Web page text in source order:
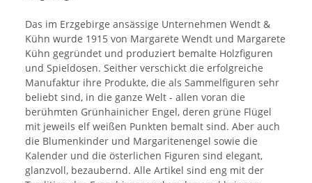
Das im Erzgebirge ansässige Unternehmen Wendt &
Kühn wurde 1915 von Margarete Wendt und Margarete
Kühn gegründet und produziert bemalte Holzfiguren
und Spieldosen. Seither verschickt die erfolgreiche
Manufaktur ihre Produkte, die als Sammelfiguren sehr
beliebt sind, in die ganze Welt - allen voran die
berühmten Grünhainicher Engel, deren grüne Flügel
mit jeweils elf weißen Punkten bemalt sind. Aber auch
die Blumenkinder und Margaritenengel sowie die
Kalender und die österlichen Figuren sind elegant,
glanzvoll, bezaubernd. Alle Artikel sind eng mit der